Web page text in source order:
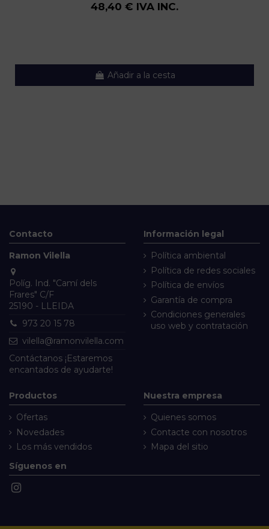
48,40 € IVA INC.
Añadir a la cesta
Contacto
Ramon Vilella
Políg. Ind. "Camí dels
Frares" C/F
25190 - LLEIDA
973 20 15 78
vilella@ramonvilella.com
Contáctanos ¡Estaremos
encantados de ayudarte!
Información legal
Política ambiental
Política de redes sociales
Política de envíos
Garantía de compra
Condiciones generales
uso web y contratación
Productos
Ofertas
Novedades
Los más vendidos
Nuestra empresa
Quienes somos
Contacte con nosotros
Mapa del sitio
Síguenos en